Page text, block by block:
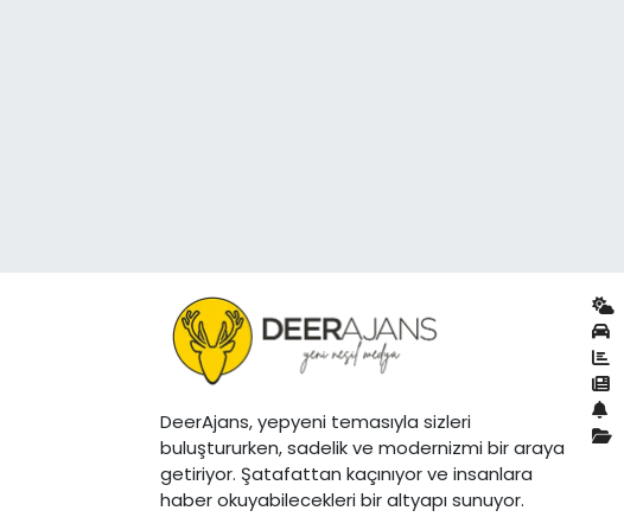
DeerAjans, yepyeni temasıyla sizleri
buluştururken, sadelik ve modernizmi bir araya
getiriyor. Şatafattan kaçınıyor ve insanlara
haber okuyabilecekleri bir altyapı sunuyor.